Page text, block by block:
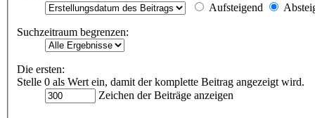
Aufsteigend
Suchzeitraum begrenzen:
Die ersten:
Stelle 0 als Wert ein, damit der komplette Beitrag angezeigt wird.
Zeichen der Beiträge anzeigen